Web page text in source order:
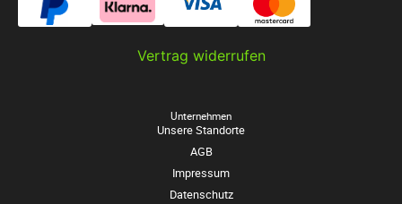
Vertrag widerrufen
Unternehmen
Unsere Standorte
AGB
Impressum
Datenschutz